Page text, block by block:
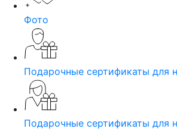
Фото
Подарочные сертификаты для
Подарочные сертификаты для